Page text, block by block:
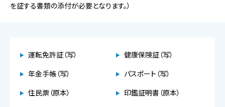
を証する書類の添付が必要となります。）
運転免許証（写）
健康保険証（写）
年金手帳（写）
パスポート（写）
住民票（原本）
印鑑証明書（原本）